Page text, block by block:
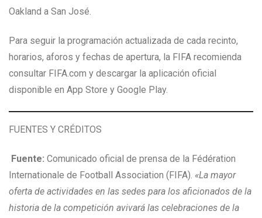
Oakland a San José.
Para seguir la programación actualizada de cada recinto,
horarios, aforos y fechas de apertura, la FIFA recomienda
consultar FIFA.com y descargar la aplicación oficial
disponible en App Store y Google Play.
FUENTES Y CRÉDITOS
Fuente: Comunicado oficial de prensa de la Fédération
Internationale de Football Association (FIFA). «La mayor
oferta de actividades en las sedes para los aficionados de la
historia de la competición avivará las celebraciones de la